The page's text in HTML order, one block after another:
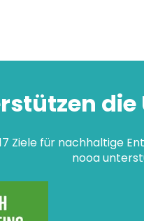
Ziele für nachhaltige
nooa